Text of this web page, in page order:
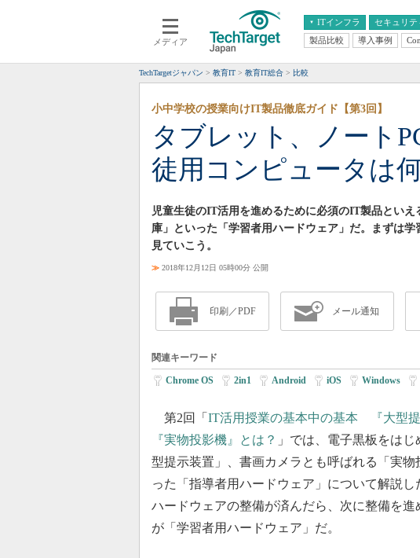
メディア
ITインフラ
クラウド
スマートモバイル
ネットワーク
システム運用管理
セキュリテ
エンタープライズAI
ERP
CX
情報系システム
製品比較 導入事例
TechTargetジャパン 教育IT 教育IT総合 比較
タブレット、ノート
徒用コンピュータは
小中学校の授業向けIT製品徹底ガイド【第3回】
児童生徒のIT活用を進めるために必須のIT製品とい
庫」といった「学習者用ハードウェア」だ。まずは
見ていこう。
≫ 2018年12月12日 05時00分 公開
印刷／PDF メール通知
関連キーワード
Chrome OS 2in1 Android iOS Windows
第2回「 IT活用授業の基本中の基本 『大型提
『実物投影機』とは？ 」では、電子黒板をは
型提示装置」、書画カメラとも呼ばれる「実物
った「指導者用ハードウェア」について解説し
ハードウェアの整備が済んだら、次に整備を進
が「学習者用ハードウェア」だ。